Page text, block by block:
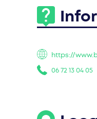
https://
06 72 13 04 05